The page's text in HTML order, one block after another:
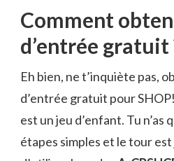
Comment
d’entrée gratuit
Eh bien, ne t’inquiète pas,
d’entrée gratuit pour
est un jeu d’enfant. Tu n’as
étapes simples et le tour